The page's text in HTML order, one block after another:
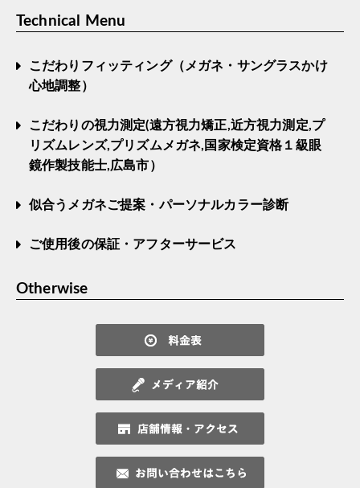
Technical Menu
こだわりフィッティング（メガネ・サングラスかけ
心地調整）
こだわりの視力測定(遠方視力矯正,近方視力測定,プ
リズムレンズ,プリズムメガネ,国家検定資格１級眼
鏡作製技能士,広島市）
似合うメガネご提案・パーソナルカラー診断
ご使用後の保証・アフターサービス
Otherwise